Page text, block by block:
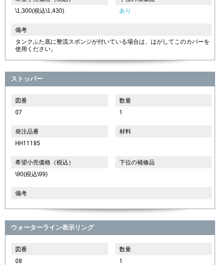
\1,300(税込\1,430)
あり
備考
タンクふた底に整流スポンジが付いている場合は、はがしてこのカバーを
使用ください。
ストッパー
図番
07
数量
1
発注品番
HH11185
材料
希望小売価格（税込）
\90(税込\99)
下位の補修品
備考
ウォーターライン表示リング
図番
08
数量
1